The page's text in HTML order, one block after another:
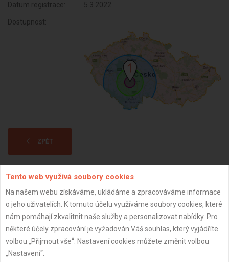
Datum registrace: 5.3.2022
Dostupnost:
ZPĚT
Aktualizováno z portálu ARES dne 28.02.2025 19:47:45
Důležité informace
Tento web využívá soubory cookies
Na našem webu získáváme, ukládáme a zpracováváme informace
o jeho uživatelích. K tomuto účelu využíváme soubory cookies, které
nám pomáhají zkvalitnit naše služby a personalizovat nabídky. Pro
některé účely zpracování je vyžadován Váš souhlas, který vyjádříte
volbou „Přijmout vše“. Nastavení cookies můžete změnit volbou
„Nastavení“.